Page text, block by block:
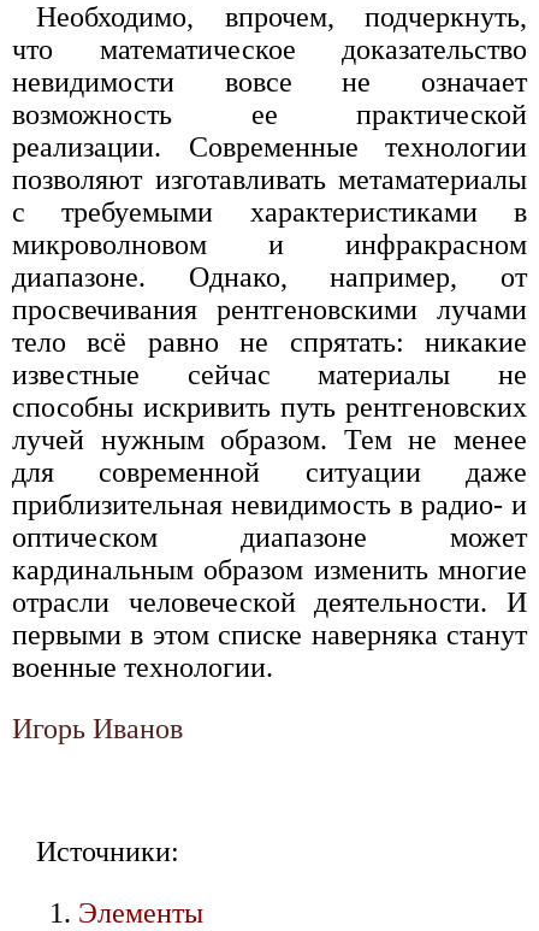
Необходимо, впрочем, подчеркнуть,
что математическое доказательство
невидимости вовсе не означает
возможность ее практической
реализации. Современные технологии
позволяют изготавливать метаматериалы
с требуемыми характеристиками в
микроволновом и инфракрасном
диапазоне. Однако, например, от
просвечивания рентгеновскими лучами
тело всё равно не спрятать: никакие
известные сейчас материалы не
способны искривить путь рентгеновских
лучей нужным образом. Тем не менее
для современной ситуации даже
приблизительная невидимость в радио- и
оптическом диапазоне может
кардинальным образом изменить многие
отрасли человеческой деятельности. И
первыми в этом списке наверняка станут
военные технологии.
Игорь Иванов
Источники:
Элементы